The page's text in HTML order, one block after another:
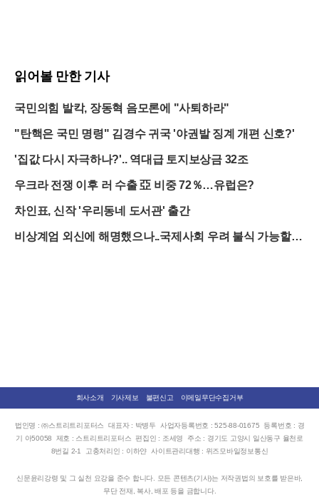
읽어볼 만한 기사
국민의힘 발칵, 장동혁 음모론에 "사퇴하라"
"탄핵은 국민 명령" 김경수 귀국 '야권발 징계 개편 신호?'
'집값 다시 자극하나?'.. 역대급 토지보상금 32조
우크라 전쟁 이후 러 수출 亞 비중 72％…유럽은?
차인표, 신작 '우리동네 도서관' 출간
비상계엄 외신에 해명했으나..국제사회 우려 불식 가능할
회사소개 기사제보 불편신고 이메일무단수집거부
법인명 : ㈜스트리트리포터스 대표자 : 박병두 사업자등록번호 : 525-88-01675
등록번호 : 경
기 아50058
제호 : 스트리트리포터스 편집인 : 조세영
주소 : 경기도 고양시 일산동구 율천로
8번길 2-1
고충처리인 : 이하얀 사이트관리대행 : 위즈모바일정보통신
신문윤리강령 및 그 실천 요강을 준수 합니다. 모든 콘텐츠(기사)는 저작권법의 보호를 받은바,
무단 전재, 복사, 배포 등을 금합니다.